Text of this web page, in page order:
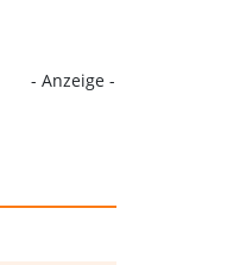
- Anzeige -